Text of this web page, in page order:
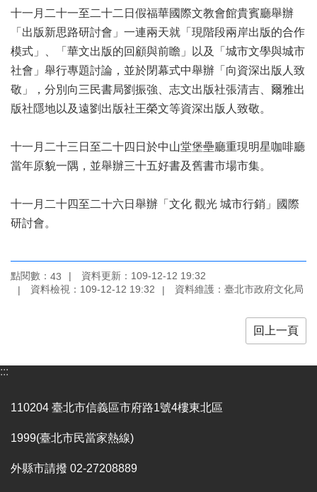
區
回
首
頁
導
覽
情
系
雙
語
詞
English
讀
區
十一月二十一至二十二日假福華國際文教會館貴賓廳舉辦
「出版新思路研討會」一連兩天就「現階段兩岸出版的合作
模式」、「華文出版的回顧與前瞻」以及「城市文學與城市
社會」舉行專題討論，並於閉幕式中舉辦「向資深出版人致
敬」，分別向三民書局劉振強、志文出版社張清吉、爾雅出
版社隱地以及遠劉出版社王榮文等資深出版人致敬。
十一月二十三日至二十四日於中山堂堡壘廳重現明星咖啡廳
當年原貌一隅，並舉辦三十五好書及舊書市場市集。
十一月二十四至二十六日舉辦「文化 觀光 城市行銷」國際
研討會。
點閱數： 43
資料更新：109-12-12 19:32
資料檢視：109-12-12 19:32
資料維護：臺北市政府文化局
回上一頁
:::
110204 臺北市信義區市府路1號4樓東北區
1999(臺北市民當家熱線)
外縣市請撥 02-27208889